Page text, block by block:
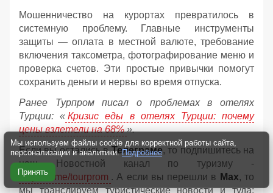
Мошенничество на курортах превратилось в
системную проблему. Главные инструменты
защиты — оплата в местной валюте, требование
включения таксометра, фотографирование меню и
проверка счетов. Эти простые привычки помогут
сохранить деньги и нервы во время отпуска.
Ранее Турпром писал о проблемах в отелях
Турции: « Кризис еды в отелях Турции: почему
цены взлетели на 68% ».
Если вы остались вТелеграме, то подпишитесь на
наш Новостной канал по туризму -
https://t.me/tourprom . А если вы перешли в Мах, то
мы транслируем туристические новости и туда:
Мы используем файлы cookie для корректной работы сайта,
персонализации и аналитики. Подробнее
Принять